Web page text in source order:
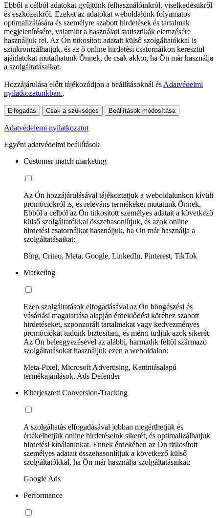
Ebből a célból adatokat gyűjtünk felhasználóinkról, viselkedésükről
és eszközeikről. Ezeket az adatokat weboldalunk folyamatos
optimalizálására és személyre szabott hirdetések és tartalmak
megjelenítésére, valamint a használati statisztikák elemzésére
használjuk fel. Az Ön titkosított adatait külső szolgáltatókkal is
szinkronizálhatjuk, és az ő online hirdetési csatornáikon keresztül
ajánlatokat mutathatunk Önnek, de csak akkor, ha Ön már használja
a szolgáltatásaikat.
Hozzájárulása előtt tájékozódjon a beállításoknál és Adatvédelmi
nyilatkozatunkban..
Elfogadás Csak a szükséges Beállítások módosítása
Adatvédelemi nyilatkozatot
Egyéni adatvédelmi beállítások
Customer match marketing
Az Ön hozzájárulásával tájékoztatjuk a weboldalunkon kívüli
promóciókról is, és releváns termékeket mutatunk Önnek.
Ebből a célból az Ön titkosított személyes adatait a következő
külső szolgáltatókkal összehasonlítjuk, és azok online
hirdetési csatornáikat használjuk, ha Ön már használja a
szolgáltatásaikat:
Bing, Criteo, Meta, Google, LinkedIn, Pinterest, TikTok
Marketing
Ezen szolgáltatások elfogadásával az Ön böngészési és
vásárlási magatartása alapján érdeklődési köréhez szabott
hirdetéseket, szponzorált tartalmakat vagy kedvezményes
promóciókat tudunk biztosítani, és mérni tudjuk azok sikerét.
Az Ön beleegyezésével az alábbi, harmadik féltől származó
szolgáltatásokat használjuk ezen a weboldalon:
Meta-Pixel, Microsoft Advertising, Kattintásalapú
termékajánlások, Ads Defender
Kiterjesztett Conversion-Tracking
A szolgáltatás elfogadásával jobban megérthetjük és
értékelhetjük online hirdetéseink sikerét, és optimalizálhatjuk
hirdetési kínálatunkat. Ennek érdekében az Ön titkosított
személyes adatait összehasonlítjuk a következő külső
szolgáltatókkal, ha Ön már használja szolgáltatásaikat:
Google Ads
Performance